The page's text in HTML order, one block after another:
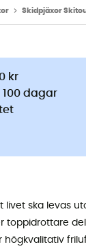
Skidpjäxor
kr
dagar
livet ska levas
toppidrottare
högkvalitativ